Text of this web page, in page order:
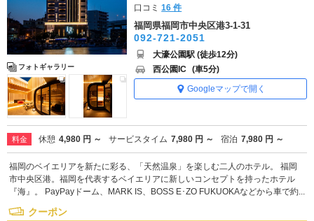
フォトギャラリー
口コミ16 件
福岡県福岡市中央区港3-1-31
092-721-2051
大濠公園駅 (徒歩12分)
西公園IC (車5分)
Googleマップで開く
料金 休憩 4,980 円 ～ サービスタイム 7,980 円 ～ 宿泊 7,980 円 ～
福岡のベイエリアを新たに彩る、「天然温泉」を楽しむ二人のホテル。 福岡
市中央区港。福岡を代表するベイエリアに新しいコンセプトを持ったホテル
『海』。 PayPayドーム、MARK IS、BOSS E･ZO FUKUOKAなどから車で約...
クーポン